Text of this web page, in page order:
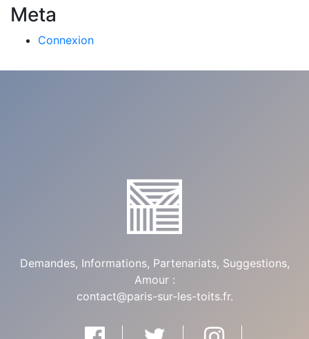
Meta
Connexion
Demandes, Informations, Partenariats, Suggestions,
Amour :
contact@paris-sur-les-toits.fr.